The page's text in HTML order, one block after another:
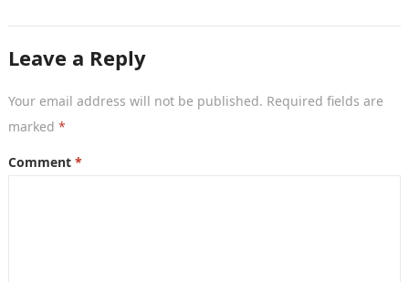
Leave a Reply
Your email address will not be published. Required fields are
marked *
Comment *